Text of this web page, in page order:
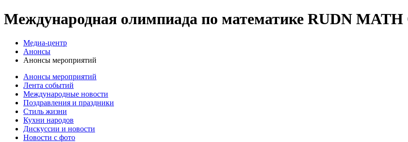
Международная олимпиада по математике RUDN
Медиа-центр
Анонсы
Анонсы мероприятий
Анонсы мероприятий
Лента событий
Международные новости
Поздравления и праздники
Cтиль жизни
Кухни народов
Дискуссии и новости
Новости с фото